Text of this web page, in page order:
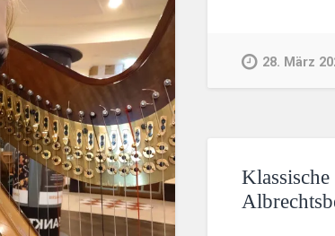
28. März